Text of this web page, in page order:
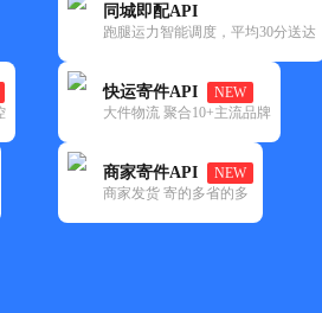
同城即配API
跑腿运力智能调度，平均30分送达
快运寄件API
NEW
大件物流 聚合10+主流品牌
商家寄件API
NEW
商家发货 寄的多省的多
清空已选